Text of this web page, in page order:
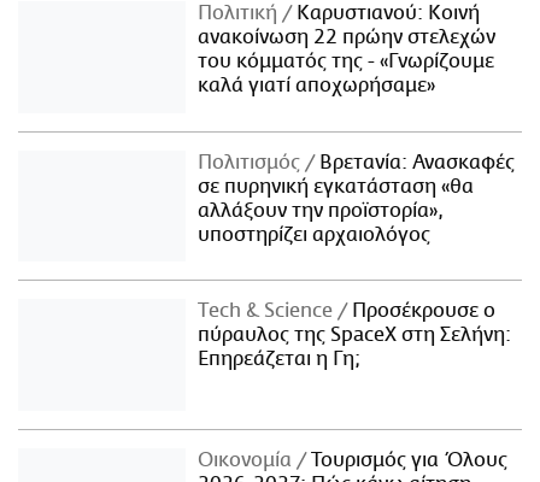
Πολιτική
Καρυστιανού: Κοινή
ανακοίνωση 22 πρώην στελεχών
του κόμματός της - «Γνωρίζουμε
καλά γιατί αποχωρήσαμε»
Πολιτισμός
Βρετανία: Ανασκαφές
σε πυρηνική εγκατάσταση «θα
αλλάξουν την προϊστορία»,
υποστηρίζει αρχαιολόγος
Τech & Science
Προσέκρουσε ο
πύραυλος της SpaceX στη Σελήνη:
Επηρεάζεται η Γη;
Οικονομία
Τουρισμός για Όλους